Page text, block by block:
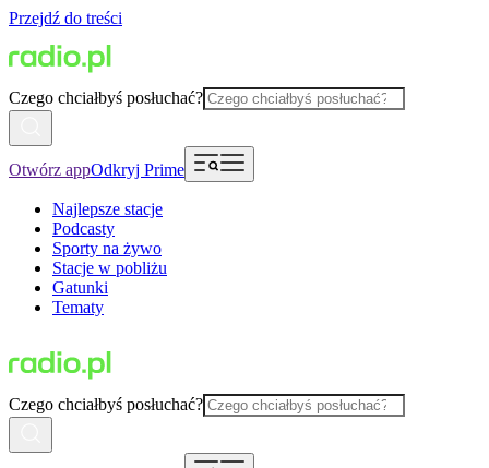
Przejdź do treści
Czego chciałbyś posłuchać?
Otwórz appOdkryj Prime
Najlepsze stacje
Podcasty
Sporty na żywo
Stacje w pobliżu
Gatunki
Tematy
Czego chciałbyś posłuchać?